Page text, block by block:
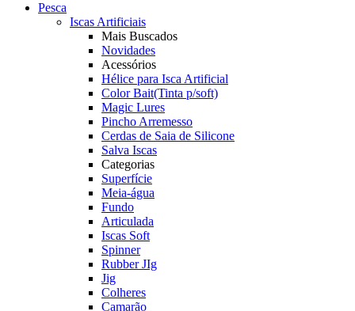
Pesca
Iscas Artificiais
Mais Buscados
Novidades
Acessórios
Hélice para Isca Artificial
Color Bait(Tinta p/soft)
Magic Lures
Pincho Arremesso
Cerdas de Saia de Silicone
Salva Iscas
Categorias
Superfície
Meia-água
Fundo
Articulada
Iscas Soft
Spinner
Rubber JIg
Jig
Colheres
Camarão